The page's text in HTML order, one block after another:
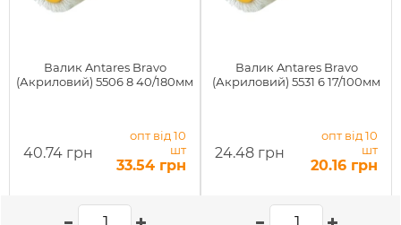
Валик Antares Bravo
(Акриловий) 5506 8 40/180мм
40.74 грн
опт від 10
шт
33.54 грн
Валик Antares Bravo
(Акриловий) 5531 6 17/100мм
24.48 грн
опт від 10
шт
20.16 грн